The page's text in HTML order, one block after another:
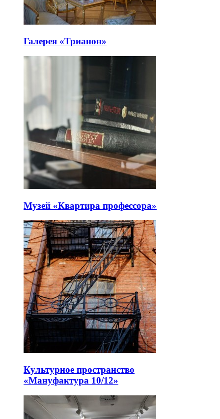
Галерея «Трианон»
Музей «Квартира профессора»
Культурное пространство
«Мануфактура 10/12»